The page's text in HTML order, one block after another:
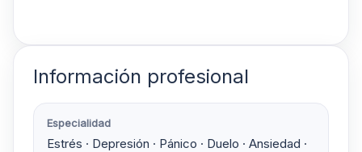
Información profesional
Especialidad
Estrés · Depresión · Pánico · Duelo · Ansiedad ·